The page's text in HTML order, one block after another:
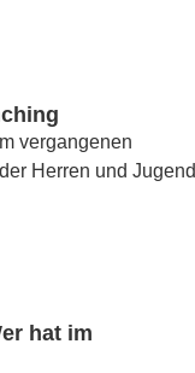
vergangenen
Herren und Jugend
hat im